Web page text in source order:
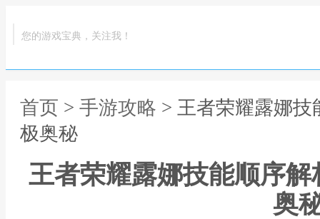
您的游戏宝典，关注我！
首页 > 手游攻略 > 王者荣耀露娜
极奥秘
王者荣耀露娜技能顺序
奥